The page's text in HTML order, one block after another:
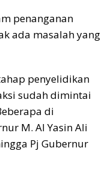
penanganan
ada masalah yang
penyelidikan
sudah dimintai
di
M. Al Yasin Ali
Pj Gubernur